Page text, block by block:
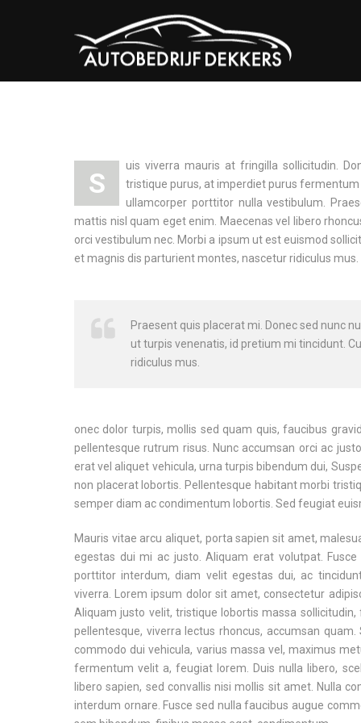
S
uis viverra mauris at fringilla sollicitudin.
tristique purus, at imperdiet purus fermentum
ullamcorper porttitor nulla vestibulum.
mattis nisl quam eget enim. Maecenas vel libero
orci vestibulum nec. Morbi a ipsum ut est euismod
et magnis dis parturient montes, nascetur ridiculus
Praesent quis placerat mi. Donec sed nunc
ut turpis venenatis, id pretium mi tincidunt.
ridiculus mus.
onec dolor turpis, mollis sed quam quis, faucibus
pellentesque rutrum risus. Nunc accumsan orci ac
erat vel aliquet vehicula, urna turpis bibendum dui,
non placerat lobortis. Pellentesque habitant morbi
semper diam ac condimentum lobortis. Sed feugiat
Mauris vitae arcu aliquet, porta sapien sit amet,
egestas dui mi ac justo. Aliquam erat volutpat.
porttitor interdum, diam velit egestas dui, ac
viverra. Lorem ipsum dolor sit amet, consectetur
Aliquam justo velit, tristique lobortis massa
pellentesque, viverra lectus rhoncus, accumsan
commodo dui vehicula, varius massa vel, maximus
fermentum velit a, feugiat lorem. Duis nulla libero,
libero sapien, sed convallis nisi mollis sit amet. Nulla
interdum ornare. Fusce sed nulla faucibus augue